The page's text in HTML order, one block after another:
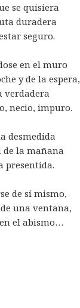
se quisiera
duradera
seguro.
en el muro
y de la espera,
verdadera
necio, impuro.
desmedida
la mañana
presentida.
de sí mismo,
una ventana,
el abismo…